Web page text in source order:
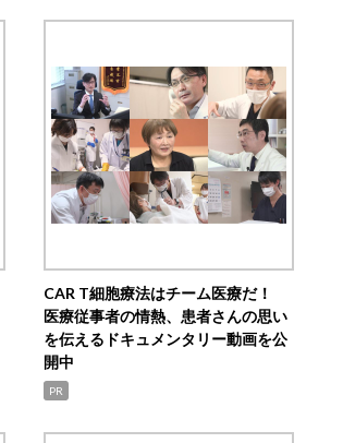
CAR T細胞療法はチーム医療だ！
医療従事者の情熱、患者さんの思い
を伝えるドキュメンタリー動画を公
開中
PR